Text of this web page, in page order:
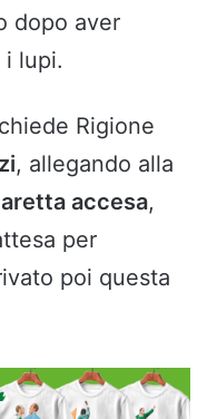
dopo aver
lupi.
Rigione
, allegando alla
accesa,
per
poi questa